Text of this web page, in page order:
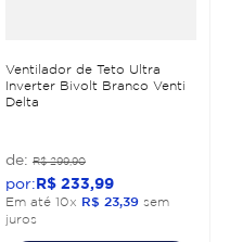
Ventilador de Teto Ultra
Inverter Bivolt Branco Venti
Delta
R$ 299,90
R$ 233,99
Em até 10x R$ 23,39 sem
juros